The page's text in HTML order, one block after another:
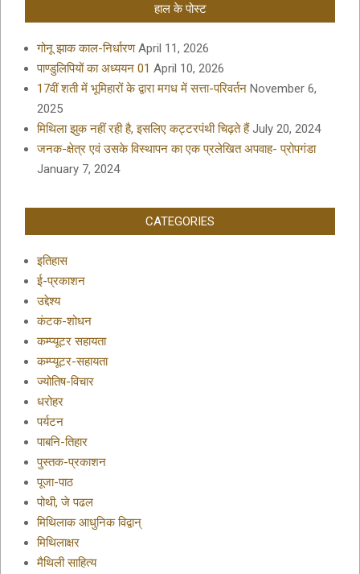
हाल के पोस्ट
गोनू झाक काल-निर्धारण April 11, 2026
पाण्डुलिपियों का अध्ययन 01 April 10, 2026
17वीं शती में भूमिहारों के द्वारा मगध में सत्ता-परिवर्तन November 6,
2025
मिथिला झुक नहीं रही है, इसलिए कट्टरपंथी चिढ़ते हैं July 20, 2024
जनक-क्षेत्र एवं उसके विस्थापन का एक प्रलेखित अपवाह- प्रोपगंडा
January 7, 2024
CATEGORIES
इतिहास
ई-प्रकाशन
उद्देश्य
कंटक-शोधन
कम्प्यूटर सहायता
कम्प्यूटर-सहायता
ज्योतिष-विचार
धरोहर
पर्यटन
पाबनि-तिहार
पुस्तक-प्रकाशन
पूजा-पाठ
पोथी, जे पढल
मिथिलाक आधुनिक विद्वान्
मिथिलाक्षर
मैथिली साहित्य